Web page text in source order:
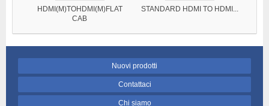
HDMI(M)TOHDMI(M)FLAT
CAB
STANDARD HDMI TO HDMI...
Nuovi prodotti
Contattaci
Chi siamo